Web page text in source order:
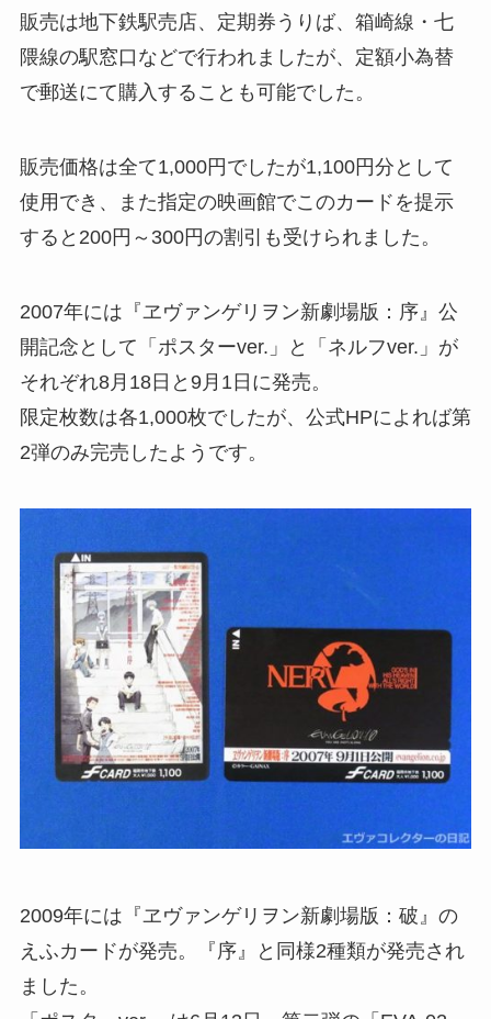
販売は地下鉄駅売店、定期券うりば、箱崎線・七
隈線の駅窓口などで行われましたが、定額小為替
で郵送にて購入することも可能でした。
販売価格は全て1,000円でしたが1,100円分として
使用でき、また指定の映画館でこのカードを提示
すると200円～300円の割引も受けられました。
2007年には『ヱヴァンゲリヲン新劇場版：序』公
開記念として「ポスターver.」と「ネルフver.」が
それぞれ8月18日と9月1日に発売。
限定枚数は各1,000枚でしたが、公式HPによれば第
2弾のみ完売したようです。
2009年には『ヱヴァンゲリヲン新劇場版：破』の
えふカードが発売。『序』と同様2種類が発売され
ました。